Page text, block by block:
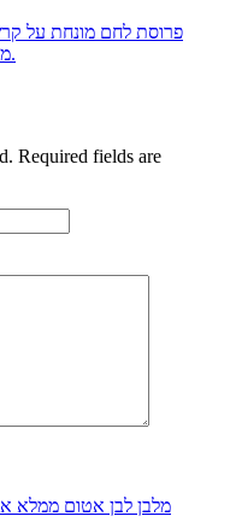
Required fields are